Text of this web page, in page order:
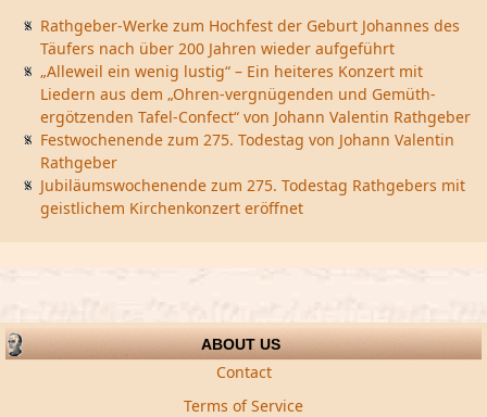
Rathgeber-Werke zum Hochfest der Geburt Johannes des
Täufers nach über 200 Jahren wieder aufgeführt
„Alleweil ein wenig lustig“ – Ein heiteres Konzert mit
Liedern aus dem „Ohren-vergnügenden und Gemüth-
ergötzenden Tafel-Confect“ von Johann Valentin Rathgeber
Festwochenende zum 275. Todestag von Johann Valentin
Rathgeber
Jubiläumswochenende zum 275. Todestag Rathgebers mit
geistlichem Kirchenkonzert eröffnet
ABOUT US
Contact
Terms of Service